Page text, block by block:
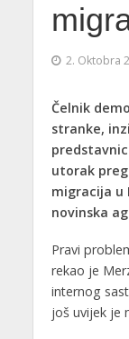
2. Oktobra
Čelnik
stranke,
utorak
migracija u
novinska
Pravi
rekao je
internog
još uvijek je